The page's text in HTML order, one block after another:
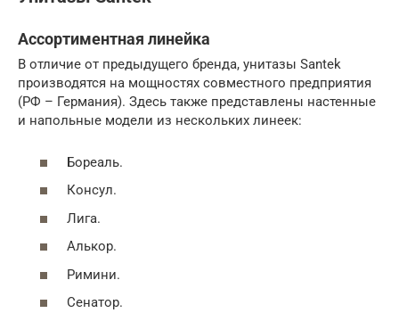
Ассортиментная линейка
В отличие от предыдущего бренда, унитазы Santek
производятся на мощностях совместного предприятия
(РФ – Германия). Здесь также представлены настенные
и напольные модели из нескольких линеек:
Бореаль.
Консул.
Лига.
Алькор.
Римини.
Сенатор.